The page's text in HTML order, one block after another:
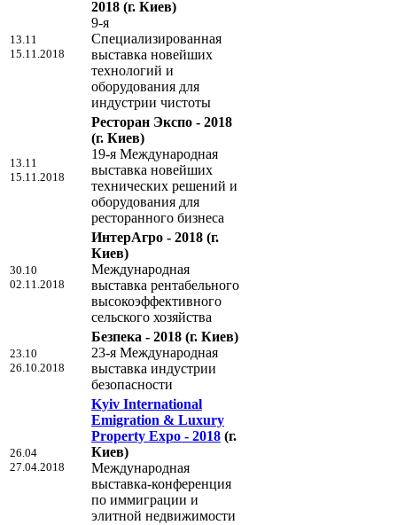
13.11
15.11.2018
2018 (г. Киев)
9-я
Специализированная
выставка новейших
технологий и
оборудования для
индустрии чистоты
13.11
15.11.2018
Ресторан Экспо - 2018
(г. Киев)
19-я Международная
выставка новейших
технических решений и
оборудования для
ресторанного бизнеса
30.10
02.11.2018
ИнтерАгро - 2018 (г.
Киев)
Международная
выставка рентабельного
высокоэффективного
сельского хозяйства
23.10
26.10.2018
Безпека - 2018 (г. Киев)
23-я Международная
выставка индустрии
безопасности
26.04
27.04.2018
Kyiv International
Emigration & Luxury
Property Expo - 2018 (г.
Киев)
Международная
выставка-конференция
по иммиграции и
элитной недвижимости